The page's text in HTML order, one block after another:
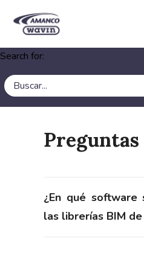
Search for:
¿En qué software
las librerías BIM